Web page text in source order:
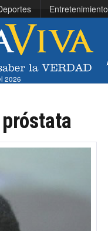
Entretenimiento
2026